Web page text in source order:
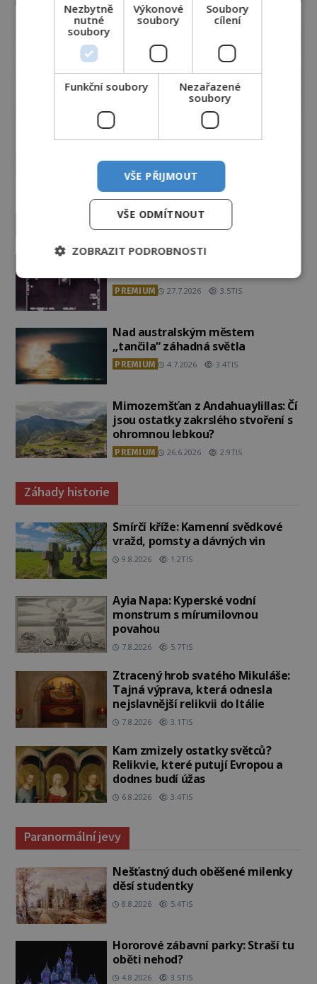
Vesmír a technologie
Podivné události roku 2023: Jsou
PREMIUM 27.7.2026 3.5TIS
Nad australským městem
„tančila“ záhadná světla
PREMIUM 4.7.2026 3.4TIS
Mimozemšťan z Andahuaylillas: Čí
jsou ostatky zakrslého stvoření s
ohromnou lebkou?
PREMIUM 26.6.2026 2.9TIS
Záhady historie
Smírčí kříže: Kamenní svědkové
vražd, pomsty a dávných vin
9.8.2026 1.2TIS
Ayia Napa: Kyperské vodní
monstrum s mírumilovnou
povahou
7.8.2026 5.7TIS
Ztracený hrob svatého Mikuláše:
Tajná výprava, která odnesla
nejslavnější relikvii do Itálie
7.8.2026 3.1TIS
Kam zmizely ostatky světců?
Relikvie, které putují Evropou a
dodnes budí úžas
6.8.2026 3.4TIS
Paranormální jevy
Nešťastný duch oběšené milenky
děsí studentky
8.8.2026 5.4TIS
Hororové zábavní parky: Straší tu
oběti nehod?
4.8.2026 3.5TIS
Nezbytně
nutné
soubory
Výkonové
soubory
Soubory
cílení
Funkční soubory
Nezařazené
soubory
VŠE PŘIJMOUT
VŠE ODMÍTNOUT
ZOBRAZIT PODROBNOSTI